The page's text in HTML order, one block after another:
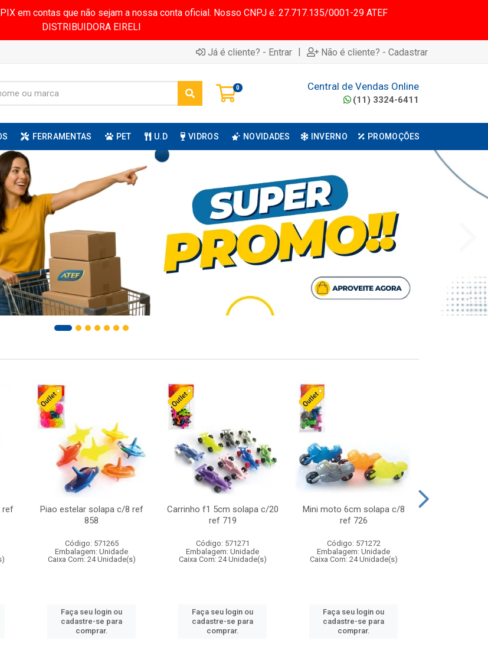
em contas que não sejam a nossa conta oficial. Nosso CNPJ é: 27.717.135/0001-29 ATEF
DISTRIBUIDORA EIRELI
Já é cliente? - Entrar | Não é cliente? - Cadastrar
0 Central de Vendas Online
(11) 3324-6411
FERRAMENTAS PET U.D VIDROS NOVIDADES INVERNO PROMOÇÕES
ref
Piao estelar solapa c/8 ref
858
Código: 571265
Embalagem: Unidade
Caixa Com: 24 Unidade(s)
Faça seu login ou
cadastre-se para
comprar.
Carrinho f1 5cm solapa c/20
ref 719
Código: 571271
Embalagem: Unidade
Caixa Com: 24 Unidade(s)
Faça seu login ou
cadastre-se para
comprar.
Mini moto 6cm solapa c/8
ref 726
Código: 571272
Embalagem: Unidade
Caixa Com: 24 Unidade(s)
Faça seu login ou
cadastre-se para
comprar.